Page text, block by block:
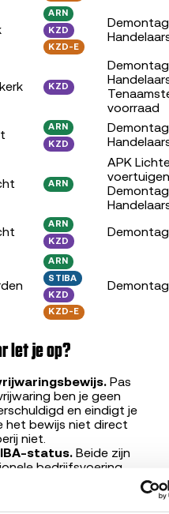
ARN
KZD
KZD-E
KZD
voorraad
ARN
KZD
ARN
APK
voertuigen
ARN
KZD
ARN
STIBA
KZD
KZD-E
let je op?
Pas
ben je geen
en eindigt je
het bewijs niet direct
niet.
status. Beide zijn
bedrijfsvoering.
is, maar je hebt minder